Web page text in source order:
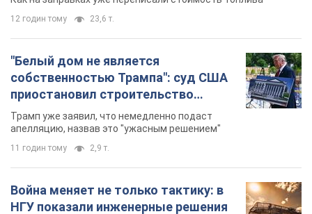
АЗС "готовятся" существенно повышать цены:
украинцам рассказали, чего ожидать
Как на заправках уже переписали стоимость топлива
12 годин тому 23,6 т.
приостановил строительство
бального зала стоимостью 400 млн